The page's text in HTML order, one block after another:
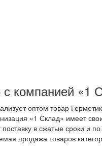
с компанией «1
оптом товар
«1 Склад» имеет
поставку в сжатые сроки и
продажа товаров